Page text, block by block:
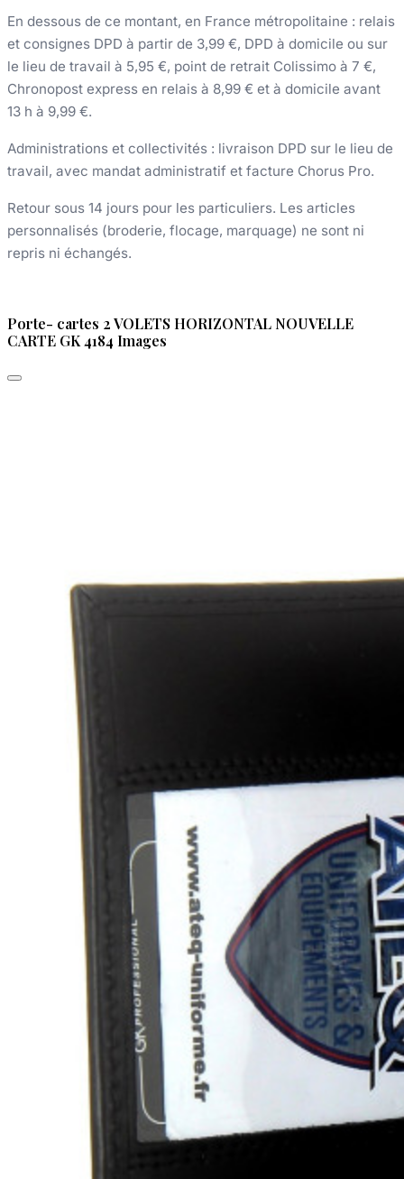
En dessous de ce montant, en France métropolitaine : relais
et consignes DPD à partir de 3,99 €, DPD à domicile ou sur
le lieu de travail à 5,95 €, point de retrait Colissimo à 7 €,
Chronopost express en relais à 8,99 € et à domicile avant
13 h à 9,99 €.
Administrations et collectivités : livraison DPD sur le lieu de
travail, avec mandat administratif et facture Chorus Pro.
Retour sous 14 jours pour les particuliers. Les articles
personnalisés (broderie, flocage, marquage) ne sont ni
repris ni échangés.
Porte- cartes 2 VOLETS HORIZONTAL NOUVELLE
CARTE GK 4184 Images